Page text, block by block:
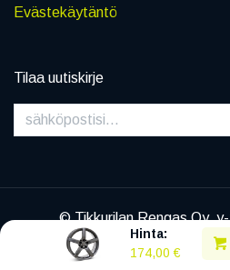
Hinta:
174,00 €
Evästekäytäntö
Tilaa uutiskirje
© Tikkurilan Rengas Oy,
|